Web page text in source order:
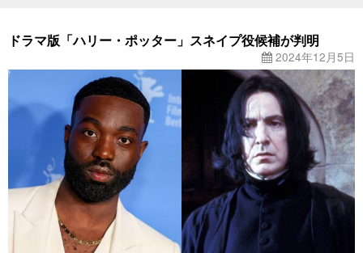
ドラマ版「ハリー・ポッター」スネイプ役候補が判明
2024年12月5日